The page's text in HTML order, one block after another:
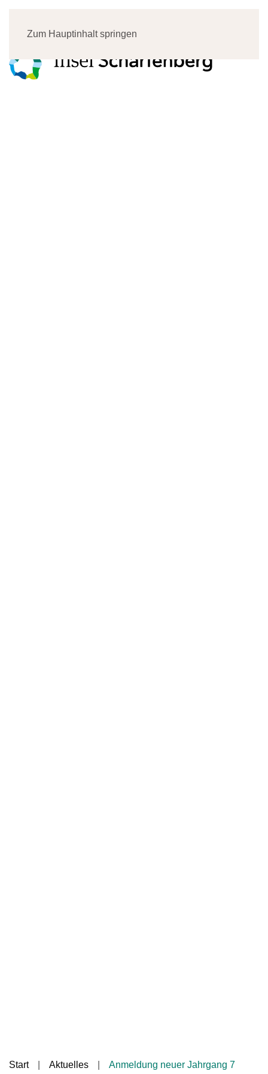
Zum Hauptinhalt springen
Start Aktuelles Anmeldung neuer Jahrgang 7